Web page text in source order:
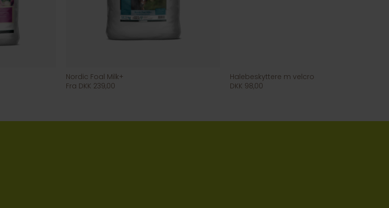
Nordic Foal Milk+
Fra DKK 239,00
Halebeskyttere m velcro
DKK 98,00